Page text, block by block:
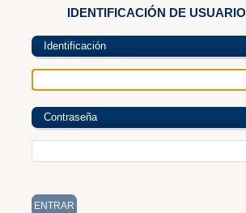
IDENTIFICACIÓN DE USUARIO
Identificación
Contraseña